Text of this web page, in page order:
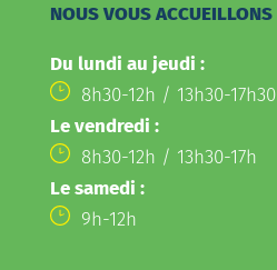
NOUS VOUS ACCUEILLONS
Du lundi au jeudi :
8h30-12h / 13h30-17h30
Le vendredi :
8h30-12h / 13h30-17h
Le samedi :
9h-12h